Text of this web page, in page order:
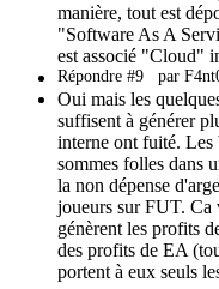
manière, tout est
"Software As A
est associé "Cloud"
Répondre #9 par
Oui mais les
suffisent à générer
interne ont fuité. Les
sommes folles dans
la non dépense
joueurs sur FUT. Ca
génèrent les profits
des profits de EA
portent à eux seuls